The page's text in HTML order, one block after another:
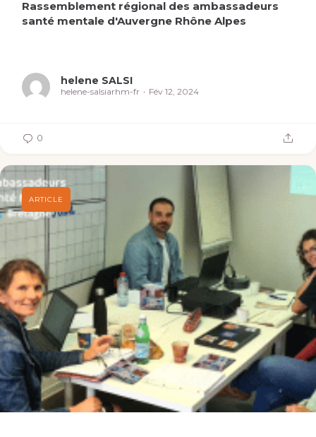
Rassemblement régional des ambassadeurs
santé mentale d'Auvergne Rhône Alpes
helene SALSI
helene-salsiarhm-fr Fév 12, 2024
0